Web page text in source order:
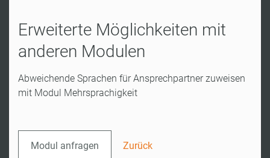
Erweiterte Möglichkeiten mit
anderen Modulen
Abweichende Sprachen für Ansprechpartner zuweisen
mit Modul Mehrsprachigkeit
Modul anfragen Zurück